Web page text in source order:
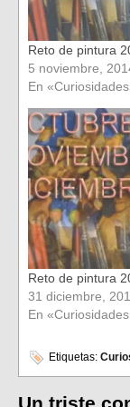
Reto de pintura
5 noviembre,
En
Reto de pintura
31 diciembre,
En
Etiquetas: